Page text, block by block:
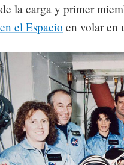
de la carga y primer
en el Espacio en volar en